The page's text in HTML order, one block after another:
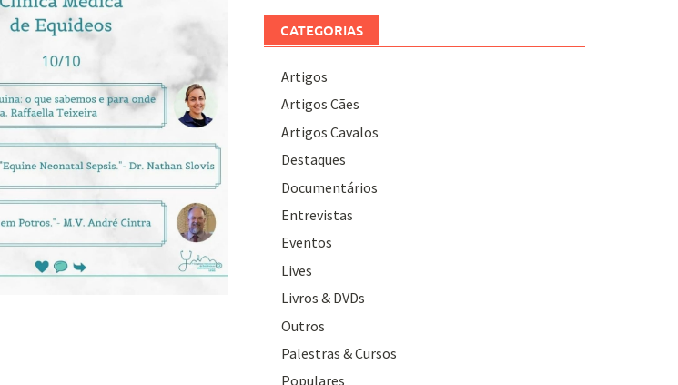
CATEGORIAS
Artigos
Artigos Cães
Artigos Cavalos
Destaques
Documentários
Entrevistas
Eventos
Lives
Livros & DVDs
Outros
Palestras & Cursos
Populares